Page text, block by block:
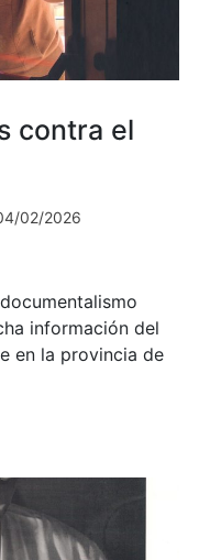
contra el
02/2026
información del
en la provincia de